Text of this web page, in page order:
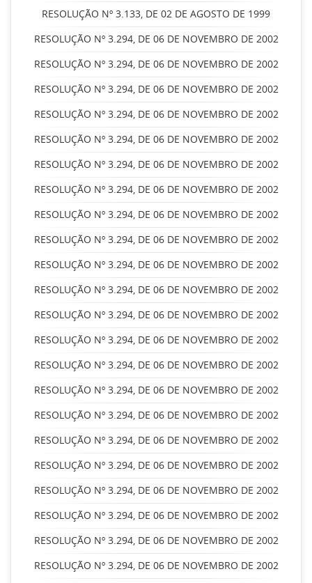
RESOLUÇÃO Nº 3.133, DE 02 DE AGOSTO DE 1999
RESOLUÇÃO Nº 3.294, DE 06 DE NOVEMBRO DE 2002
RESOLUÇÃO Nº 3.294, DE 06 DE NOVEMBRO DE 2002
RESOLUÇÃO Nº 3.294, DE 06 DE NOVEMBRO DE 2002
RESOLUÇÃO Nº 3.294, DE 06 DE NOVEMBRO DE 2002
RESOLUÇÃO Nº 3.294, DE 06 DE NOVEMBRO DE 2002
RESOLUÇÃO Nº 3.294, DE 06 DE NOVEMBRO DE 2002
RESOLUÇÃO Nº 3.294, DE 06 DE NOVEMBRO DE 2002
RESOLUÇÃO Nº 3.294, DE 06 DE NOVEMBRO DE 2002
RESOLUÇÃO Nº 3.294, DE 06 DE NOVEMBRO DE 2002
RESOLUÇÃO Nº 3.294, DE 06 DE NOVEMBRO DE 2002
RESOLUÇÃO Nº 3.294, DE 06 DE NOVEMBRO DE 2002
RESOLUÇÃO Nº 3.294, DE 06 DE NOVEMBRO DE 2002
RESOLUÇÃO Nº 3.294, DE 06 DE NOVEMBRO DE 2002
RESOLUÇÃO Nº 3.294, DE 06 DE NOVEMBRO DE 2002
RESOLUÇÃO Nº 3.294, DE 06 DE NOVEMBRO DE 2002
RESOLUÇÃO Nº 3.294, DE 06 DE NOVEMBRO DE 2002
RESOLUÇÃO Nº 3.294, DE 06 DE NOVEMBRO DE 2002
RESOLUÇÃO Nº 3.294, DE 06 DE NOVEMBRO DE 2002
RESOLUÇÃO Nº 3.294, DE 06 DE NOVEMBRO DE 2002
RESOLUÇÃO Nº 3.294, DE 06 DE NOVEMBRO DE 2002
RESOLUÇÃO Nº 3.294, DE 06 DE NOVEMBRO DE 2002
RESOLUÇÃO Nº 3.294, DE 06 DE NOVEMBRO DE 2002